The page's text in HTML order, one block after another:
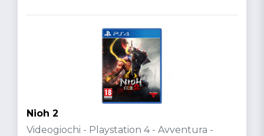
Nioh 2
Videogiochi - Playstation 4 - Avventura -